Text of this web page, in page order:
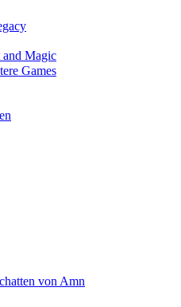
Magic
Games
von Amn